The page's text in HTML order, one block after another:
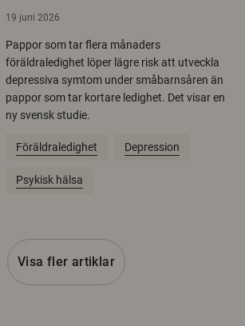
19 juni 2026
Pappor som tar flera månaders
föräldraledighet löper lägre risk att utveckla
depressiva symtom under småbarnsåren än
pappor som tar kortare ledighet. Det visar en
ny svensk studie.
Föräldraledighet Depression
Psykisk hälsa
Visa fler artiklar